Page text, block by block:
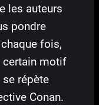
les auteurs
pondre
fois,
certain motif
répète
Conan.